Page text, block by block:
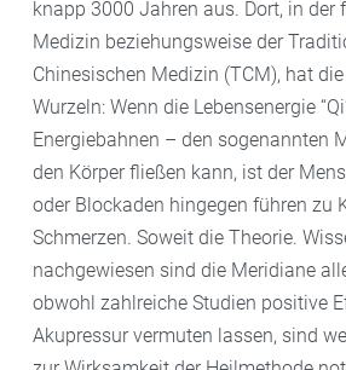
knapp 3000 Jahren aus. Dort, in der
Medizin beziehungsweise der
Chinesischen Medizin (TCM), hat
Wurzeln: Wenn die Lebensenergie
Energiebahnen – den sogenannten
den Körper fließen kann, ist der
oder Blockaden hingegen führen zu
Schmerzen. Soweit die Theorie.
nachgewiesen sind die Meridiane
obwohl zahlreiche Studien positive
Akupressur vermuten lassen, sind